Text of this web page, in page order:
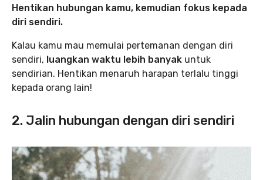
Hentikan hubungan kamu, kemudian fokus kepada
diri sendiri.
Kalau kamu mau memulai pertemanan dengan diri
sendiri, luangkan waktu lebih banyak untuk
sendirian. Hentikan menaruh harapan terlalu tinggi
kepada orang lain!
2. Jalin hubungan dengan diri sendiri